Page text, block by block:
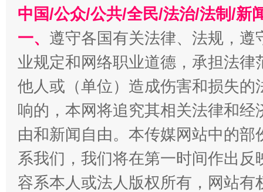
中国/公众/公共/全民/法治/法制/新
一、 遵守各国有关法律、法规，
业规定和网络职业道德，承担法
他人或（单位）造成伤害和损失
响的，本网将追究其相关法律和
由和新闻自由。本传媒网站中的
系我们，我们将在第一时间作出
容系本人或法人版权所有，网站